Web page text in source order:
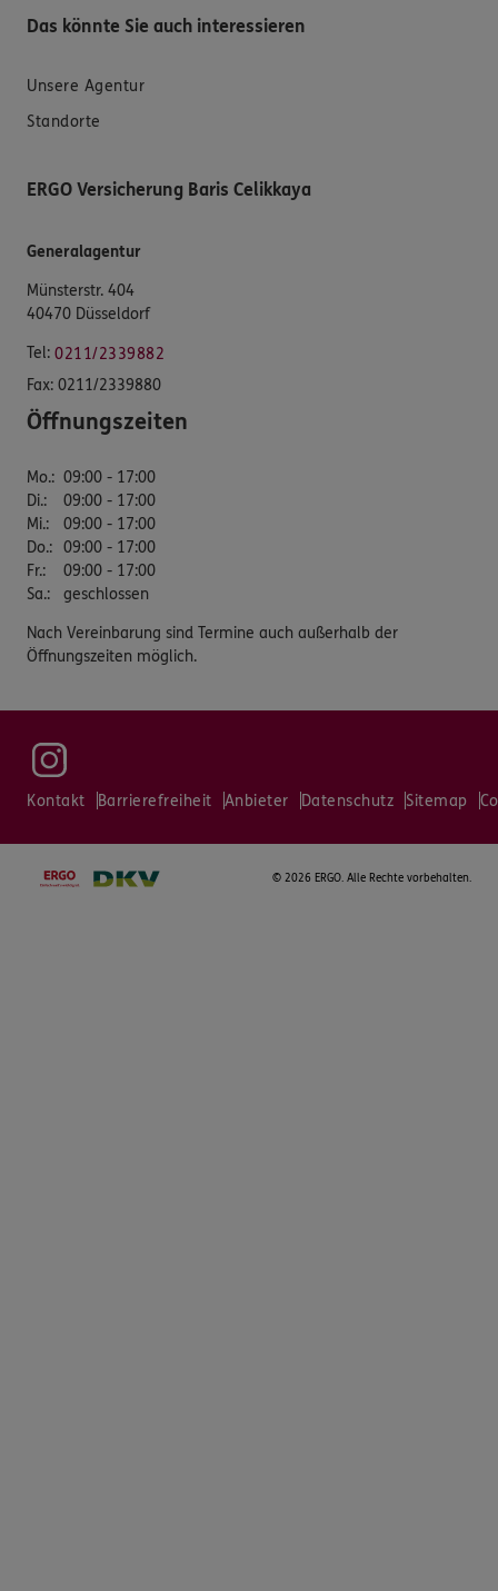
Das könnte Sie auch interessieren
Unsere Agentur
Standorte
ERGO Versicherung Baris Celikkaya
Generalagentur
Münsterstr. 404
40470 Düsseldorf
Tel: 0211/2339882
Fax: 0211/2339880
Öffnungszeiten
Mo.: 09:00 - 17:00
Di.:
09:00 - 17:00
Mi.:
09:00 - 17:00
Do.: 09:00 - 17:00
Fr.:
09:00 - 17:00
Sa.: geschlossen
Nach Vereinbarung sind Termine auch außerhalb der
Öffnungszeiten möglich.
Kontakt Barrierefreiheit Anbieter Datenschutz Sitemap
© 2026 ERGO. Alle Rechte vorbehalten.